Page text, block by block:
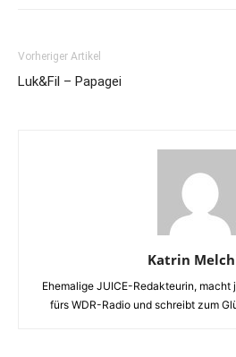
Vorheriger Artikel
Luk&Fil – Papagei
Katrin
Ehemalige JUICE-Redakteurin,
fürs WDR-Radio und schreibt zum